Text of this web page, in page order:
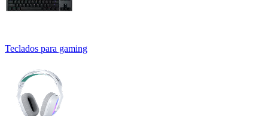
Teclados para gaming